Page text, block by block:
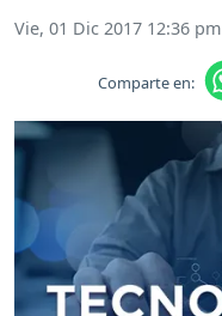
Vie, 01 Dic 2017 12:36 pm
Comparte en: